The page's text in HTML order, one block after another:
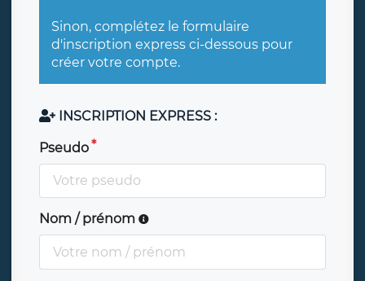
Sinon, complétez le formulaire
d'inscription express ci-dessous pour
créer votre compte.
INSCRIPTION EXPRESS :
Pseudo
Nom / prénom